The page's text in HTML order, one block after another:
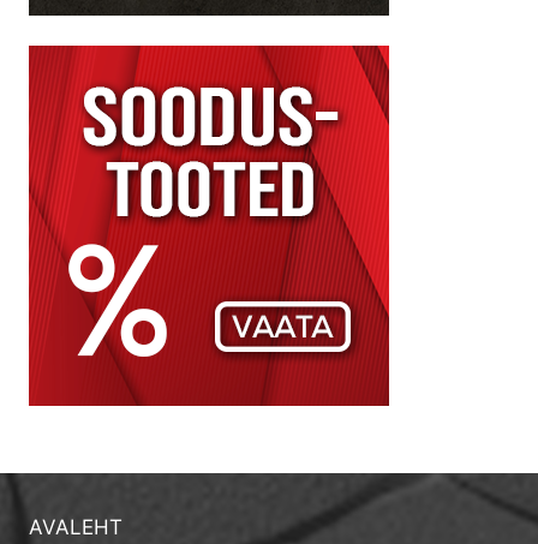
AVALEHT